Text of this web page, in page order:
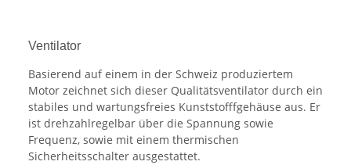
Ventilator
Basierend auf einem in der Schweiz produziertem
Motor zeichnet sich dieser Qualitätsventilator durch ein
stabiles und wartungsfreies Kunststofffgehäuse aus. Er
ist drehzahlregelbar über die Spannung sowie
Frequenz, sowie mit einem thermischen
Sicherheitsschalter ausgestattet.